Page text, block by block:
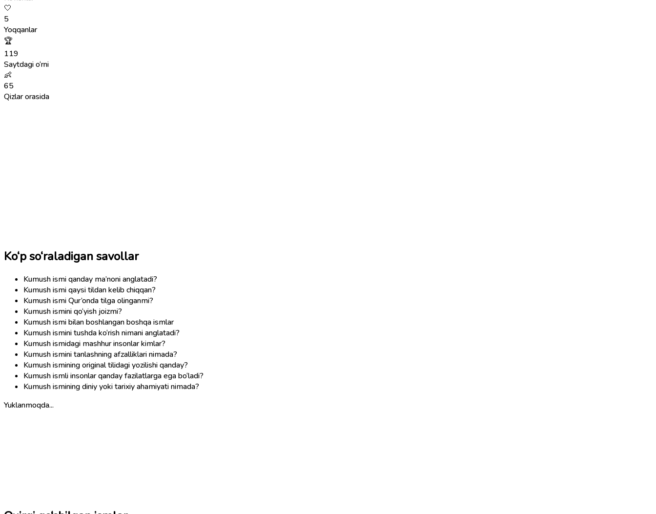
🤍
5
Yoqqanlar
🏆
119
Saytdagi o‘rni
👶
65
Qizlar orasida
Ko‘p so‘raladigan savollar
Kumush ismi qanday ma’noni anglatadi?
Kumush ismi qaysi tildan kelib chiqqan?
Kumush ismi Qur’onda tilga olinganmi?
Kumush ismini qo‘yish joizmi?
Kumush ismi bilan boshlangan boshqa ismlar
Kumush ismini tushda ko‘rish nimani anglatadi?
Kumush ismidagi mashhur insonlar kimlar?
Kumush ismini tanlashning afzalliklari nimada?
Kumush ismining original tilidagi yozilishi qanday?
Kumush ismli insonlar qanday fazilatlarga ega bo‘ladi?
Kumush ismining diniy yoki tarixiy ahamiyati nimada?
Yuklanmoqda...